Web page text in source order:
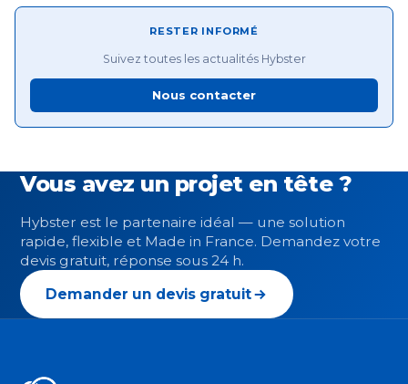
RESTER INFORMÉ
Suivez toutes les actualités Hybster
Nous contacter
Vous avez un projet en tête ?
Hybster est le partenaire idéal — une solution
rapide, flexible et Made in France. Demandez votre
devis gratuit, réponse sous 24 h.
Demander un devis gratuit